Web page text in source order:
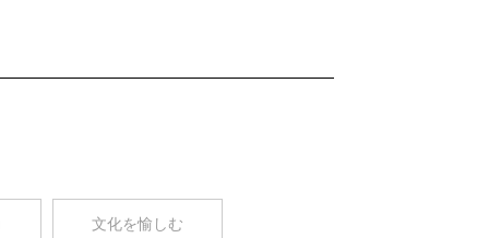
文化を愉しむ